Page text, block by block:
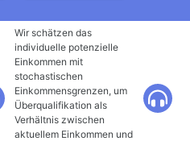
Wir schätzen das
individuelle potenzielle
Einkommen mit
stochastischen
Einkommensgrenzen, um
Überqualifikation als
Verhältnis zwischen
aktuellem Einkommen und